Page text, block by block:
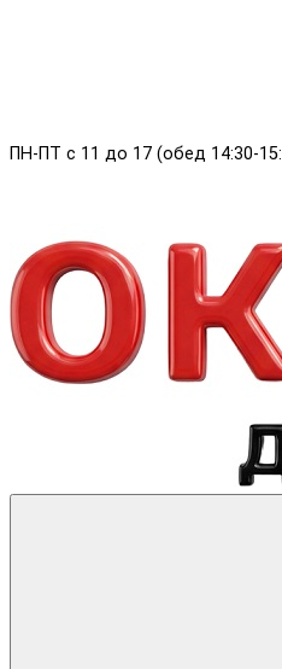
ПН-ПТ с 11 до 17 (обед 14:30-